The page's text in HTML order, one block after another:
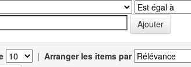
| Arranger les items par